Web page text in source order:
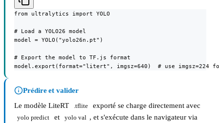
from ultralytics import YOLO
# Load a YOLO26 model
model = YOLO("yolo26n.pt")
# Export the model to TF.js format
model.export(format="litert", imgsz=640)  # use
Prédire et valider
Le modèle LiteRT
.tflite exporté se charge directement avec
yolo predict et yolo val , et s'exécute dans le navigateur via